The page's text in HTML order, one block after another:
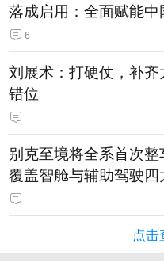
落成启用：全面赋能
6
刘展术：打硬仗，补
错位
别克至境将全系首次整
覆盖智舱与辅助驾驶
点击